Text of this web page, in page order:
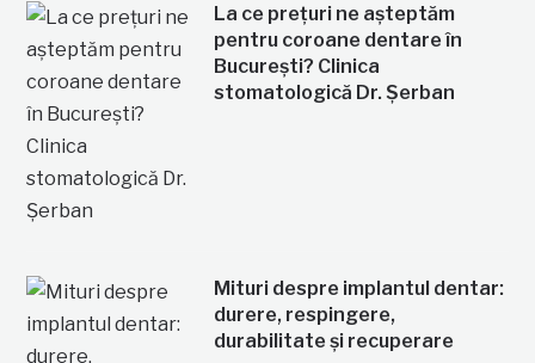
La ce prețuri ne așteptăm
pentru coroane dentare în
București? Clinica
stomatologică Dr. Șerban
Mituri despre implantul dentar:
durere, respingere,
durabilitate și recuperare